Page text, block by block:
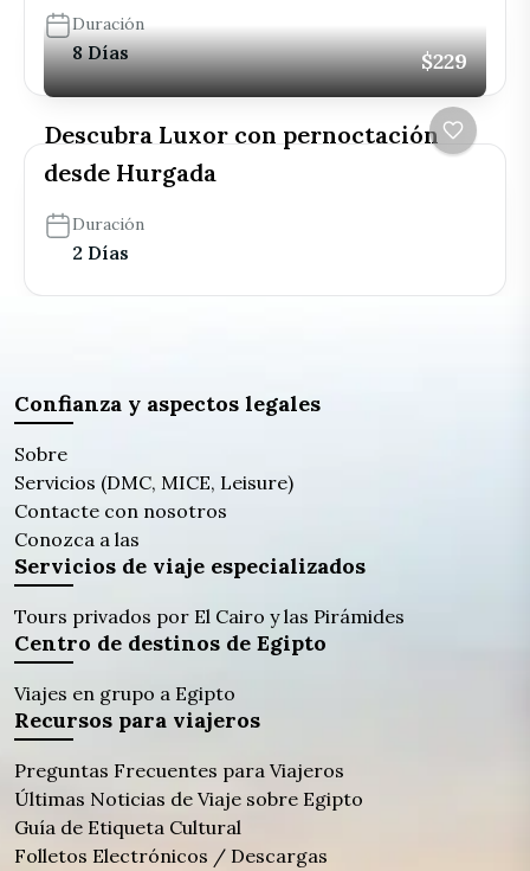
Duración
8 Días $229
Descubra Luxor con pernoctación
desde Hurgada
Duración
2 Días
Confianza y aspectos legales
Sobre
Servicios (DMC, MICE, Leisure)
Contacte con nosotros
Conozca a las
Servicios de viaje especializados
Tours privados por El Cairo y las Pirámides
Centro de destinos de Egipto
Viajes en grupo a Egipto
Recursos para viajeros
Preguntas Frecuentes para Viajeros
Últimas Noticias de Viaje sobre Egipto
Guía de Etiqueta Cultural
Folletos Electrónicos / Descargas